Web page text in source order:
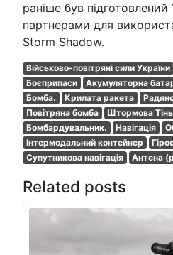
раніше був підготовлений
партнерами для
Storm Shadow.
Військово-повітряні сили України
Боєприпаси
Акумуляторна
Бомба.
Крилата ракета
Повітряна бомба
Штормова Тінь
Бомбардувальник.
Навігація
Інтермодальний контейнер
Супутникова навігація
Антена
Related posts